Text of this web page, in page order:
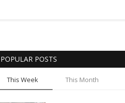
POPULAR POSTS
This Week This Month